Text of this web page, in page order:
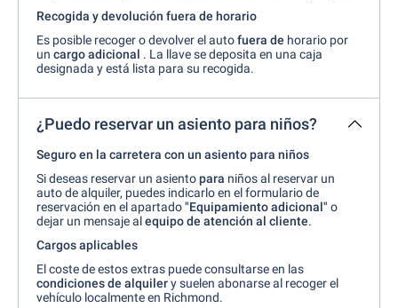
Recogida y devolución fuera de horario
Es posible recoger o devolver el autofuera de horario por
un cargo adicional . La llave se deposita en una caja
designada y está lista para su recogida.
¿Puedo reservar un asiento para niños?
Seguro en la carretera con un asiento para niños
Si deseas reservar un asientopara niños al reservar un
auto de alquiler, puedes indicarlo en el formulario de
reservación en el apartado"Equipamiento adicional" o
dejar un mensaje alequipo de atención al cliente.
Cargos aplicables
El coste de estos extras puede consultarse en las
condiciones de alquilery suelen abonarse al recoger el
vehículo localmente en Richmond.